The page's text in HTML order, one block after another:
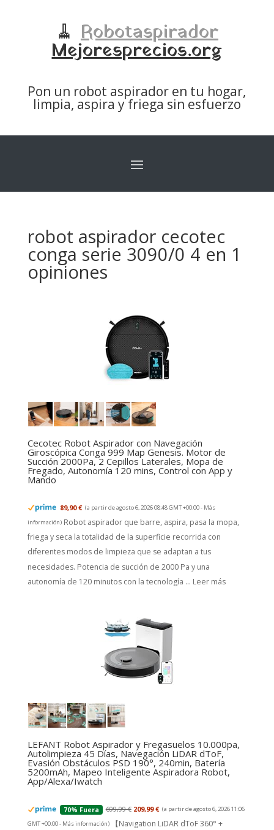
🧹 Robotaspirador
Mejoresprecios.org
Pon un robot aspirador en tu hogar,
limpia, aspira y friega sin esfuerzo
robot aspirador cecotec
conga serie 3090/0 4 en 1
opiniones
Cecotec Robot Aspirador con Navegación
Giroscópica Conga 999 Map Genesis. Motor de
Succión 2000Pa, 2 Cepillos Laterales, Mopa de
Fregado, Autonomía 120 mins, Control con App y
Mando
89,90 € (a partir de agosto 6, 2026 08:48 GMT +00:00 - Más
información) Robot aspirador que barre, aspira, pasa la mopa,
friega y seca la totalidad de la superficie recorrida con
diferentes modos de limpieza que se adaptan a tus
necesidades. Potencia de succión de 2000 Pa y una
autonomía de 120 minutos con la tecnología ... Leer más
LEFANT Robot Aspirador y Fregasuelos 10.000pa,
Autolimpieza 45 Días, Navegación LiDAR dToF,
Evasión Obstáculos PSD 190°, 240min, Batería
5200mAh, Mapeo Inteligente Aspiradora Robot,
App/Alexa/Iwatch
70% Fuera 699,99 € 209,99 € (a partir de agosto 6, 2026 11:06
GMT +00:00 - Más información)
【Navigation LiDAR dToF 360° +